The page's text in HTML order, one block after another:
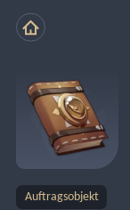
Auftragsobjekt